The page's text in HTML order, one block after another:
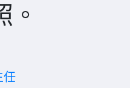
。
任